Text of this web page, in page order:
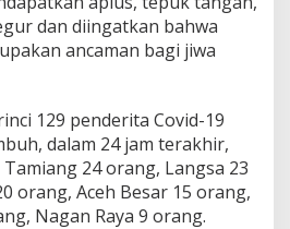
dan diingatkan bahwa
ancaman bagi jiwa
129 penderita Covid-19
dalam 24 jam terakhir,
24 orang, Langsa 23
orang, Aceh Besar 15 orang,
Nagan Raya 9 orang.